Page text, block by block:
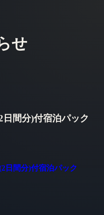
せ
間分)付宿泊パック
日間分)付宿泊パック